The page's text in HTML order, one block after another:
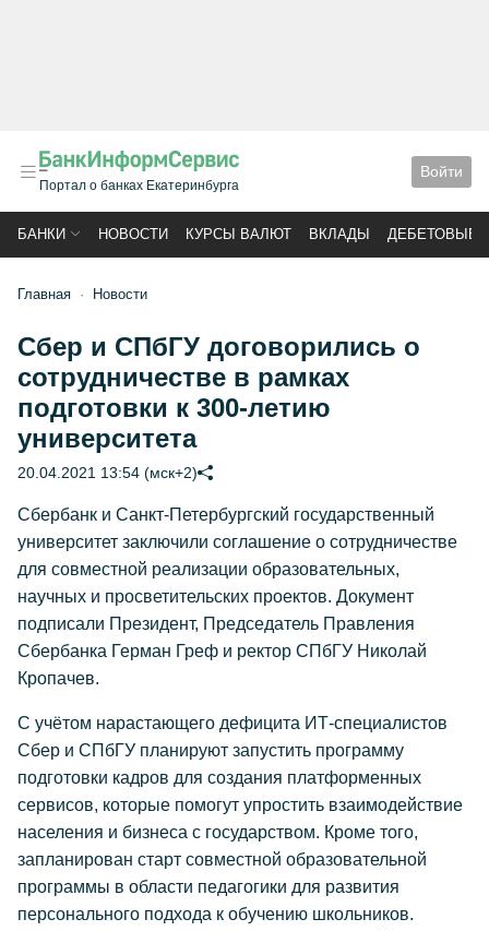
Портал о банках Екатеринбурга
Войти
БАНКИ НОВОСТИ КУРСЫ ВАЛЮТ ВКЛАДЫ ДЕБЕТОВЫЕ
Главная Новости
Сбер и СПбГУ договорились о
сотрудничестве в рамках
подготовки к 300-летию
университета
20.04.2021 13:54 (мск+2)
Сбербанк и Санкт-Петербургский государственный
университет заключили соглашение о сотрудничестве
для совместной реализации образовательных,
научных и просветительских проектов. Документ
подписали Президент, Председатель Правления
Сбербанка Герман Греф и ректор СПбГУ Николай
Кропачев.
С учётом нарастающего дефицита ИТ-специалистов
Сбер и СПбГУ планируют запустить программу
подготовки кадров для создания платформенных
сервисов, которые помогут упростить взаимодействие
населения и бизнеса с государством. Кроме того,
запланирован старт совместной образовательной
программы в области педагогики для развития
персонального подхода к обучению школьников.